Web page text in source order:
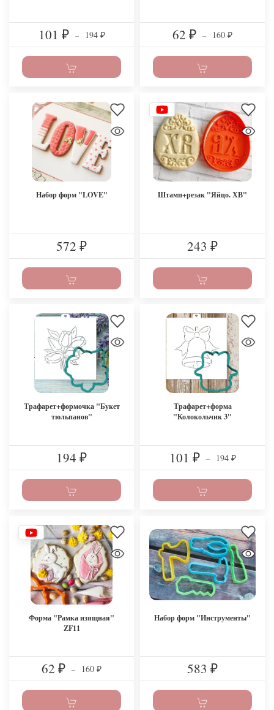
101 ₽ – 194 ₽ 62 ₽ – 160 ₽
Набор форм "LOVE"
572 ₽
Штамп+резак "Яйцо. ХВ"
243 ₽
Трафарет+формочка "Букет
тюльпанов"
194 ₽
Трафарет+форма
"Колокольчик 3"
101 ₽ – 194 ₽
Форма "Рамка изящная"
ZF11
62 ₽ – 160 ₽
Набор форм "Инструменты"
583 ₽